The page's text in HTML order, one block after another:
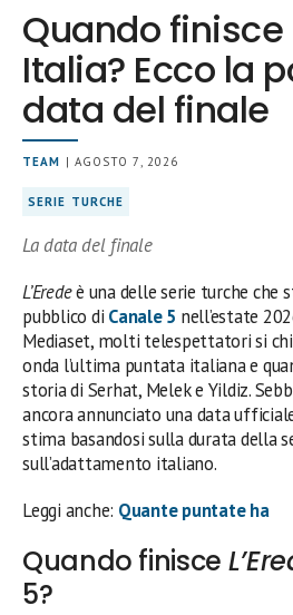
Quando finisce
Italia? Ecco la
data del finale
TEAM | AGOSTO 7, 2026
SERIE TURCHE
La data del finale
L’Eredeè una delle serie turche che
pubblico di Canale 5 nell’estate
Mediaset, molti telespettatori si
onda l’ultima puntata italiana e
storia di Serhat, Melek e Yildiz.
ancora annunciato una data
stima basandosi sulla durata della
sull’adattamento italiano.
Leggi anche: Quante puntate ha
Quando finisce
5?